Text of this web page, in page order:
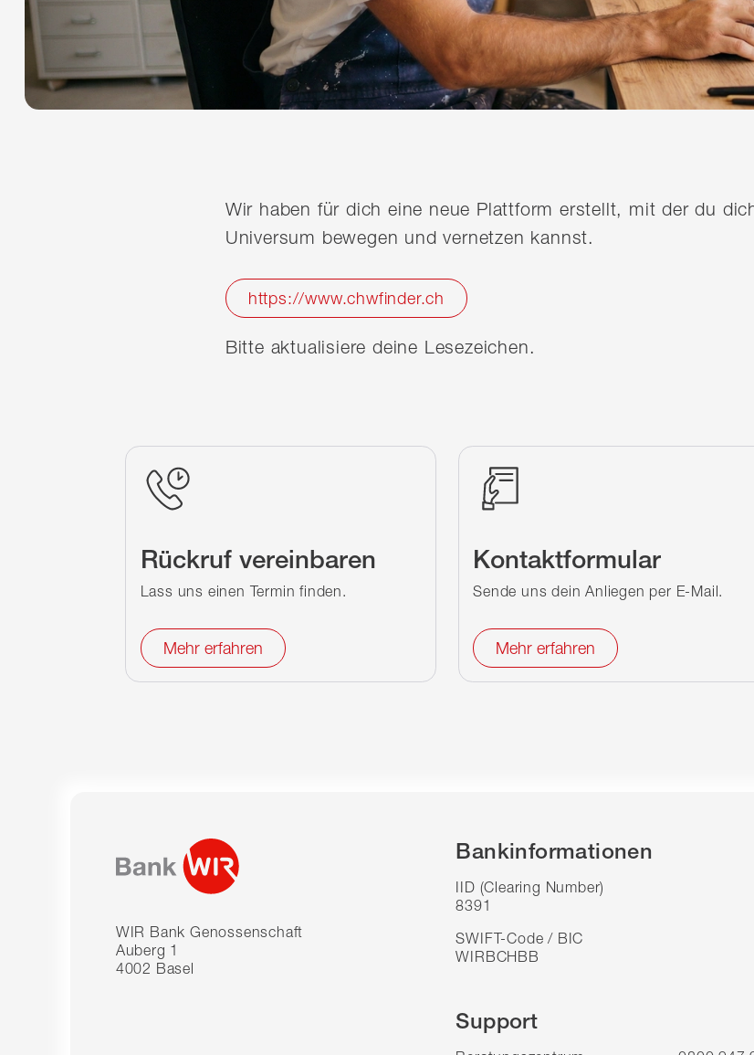
Wir haben für dich eine neue Plattform erstellt, mit der du
Universum bewegen und vernetzen kannst.
https://www.chwfinder.ch
Bitte aktualisiere deine Lesezeichen.
Rückruf vereinbaren
Lass uns einen Termin finden.
Mehr erfahren
Kontaktformular
Sende uns dein Anliegen per E-Mail.
Mehr erfahren
WIR Bank Genossenschaft
Auberg 1
4002 Basel
Bankinformationen
IID (Clearing Number)
8391
SWIFT-Code / BIC
WIRBCHBB
Support